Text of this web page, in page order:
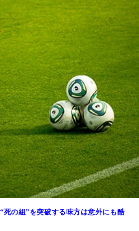
死の組”を突破する味方は意外にも酷